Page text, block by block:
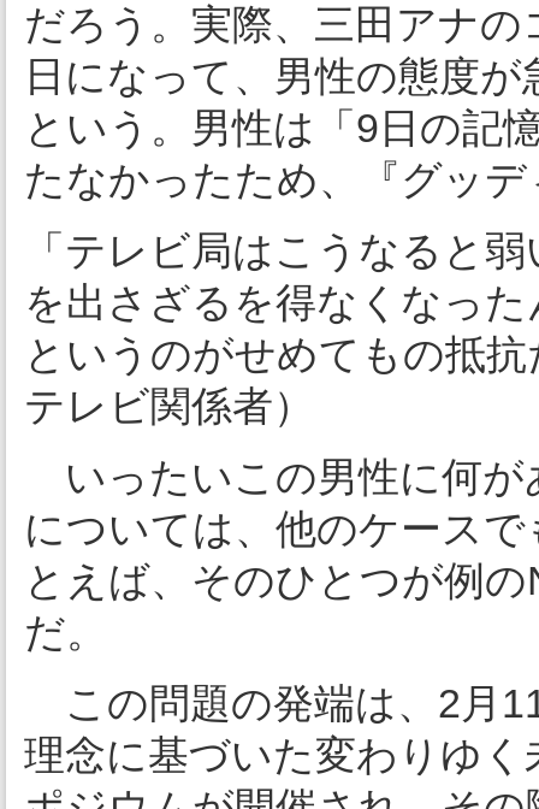
だろう。実際、三田アナ
日になって、男性の態度
という。男性は「9日の記
たなかったため、『グッ
「テレビ局はこうなると
を出さざるを得なくなっ
というのがせめてもの抵
テレビ関係者）
いったいこの男性に何が
については、他のケース
とえば、そのひとつが例
だ。
この問題の発端は、2月
理念に基づいた変わりゆ